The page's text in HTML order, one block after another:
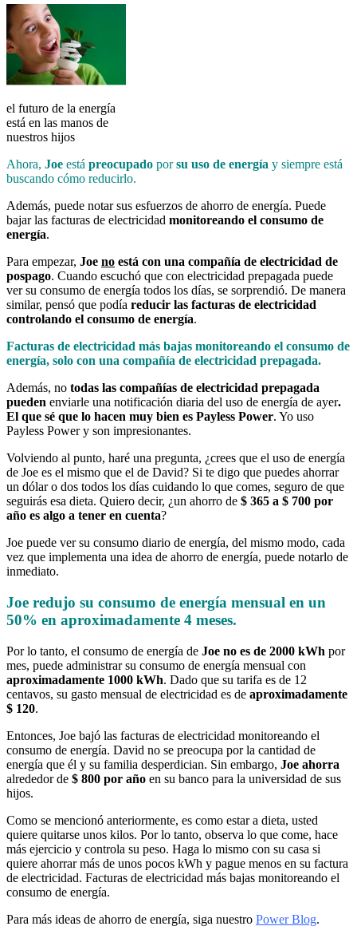
el futuro de la energía
está en las manos de
nuestros hijos
Ahora, Joe está preocupado porsu uso de energía y siempre está
buscando cómo reducirlo.
Además, puede notar sus esfuerzos de ahorro de energía. Puede
bajar las facturas de electricidad monitoreando el consumo de
energía.
Para empezar, Joe no está con una compañía de electricidad de
pospago. Cuando escuchó que con electricidad prepagada puede
ver su consumo de energía todos los días, se sorprendió. De manera
similar, pensó que podía reducir las facturas de electricidad
controlando el consumo de energía.
Facturas de electricidad más bajas monitoreando el consumo de
energía, solo con una compañía de electricidad prepagada.
Además, no todas las compañías de electricidad prepagada
pueden enviarle una notificación diaria del uso de energía de ayer.
El que sé que lo hacen muy bien es Payless Power. Yo uso
Payless Power y son impresionantes.
Volviendo al punto, haré una pregunta, ¿crees que el uso de energía
de Joe es el mismo que el de David? Si te digo que puedes ahorrar
un dólar o dos todos los días cuidando lo que comes, seguro de que
seguirás esa dieta. Quiero decir, ¿un ahorro de $ 365 a $ 700 por
año es algo a tener en cuenta?
Joe puede ver su consumo diario de energía, del mismo modo, cada
vez que implementa una idea de ahorro de energía, puede notarlo de
inmediato.
Joe redujo su consumo de energía mensual en un
50% en aproximadamente 4 meses.
Por lo tanto, el consumo de energía de Joe no es de 2000 kWh por
mes, puede administrar su consumo de energía mensual con
aproximadamente 1000 kWh. Dado que su tarifa es de 12
centavos, su gasto mensual de electricidad es de aproximadamente
$ 120.
Entonces, Joe bajó las facturas de electricidad monitoreando el
consumo de energía. David no se preocupa por la cantidad de
energía que él y su familia desperdician. Sin embargo, Joe ahorra
alrededor de $ 800 por año en su banco para la universidad de sus
hijos.
Como se mencionó anteriormente, es como estar a dieta, usted
quiere quitarse unos kilos. Por lo tanto, observa lo que come, hace
más ejercicio y controla su peso. Haga lo mismo con su casa si
quiere ahorrar más de unos pocos kWh y pague menos en su factura
de electricidad. Facturas de electricidad más bajas monitoreando el
consumo de energía.
Para más ideas de ahorro de energía, siga nuestro Power Blog.